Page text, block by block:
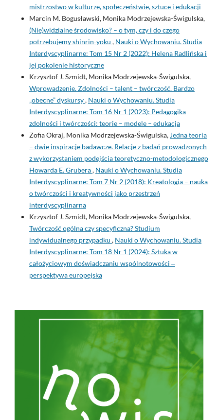
mistrzostwo w kulturze, społeczeństwie, sztuce i edukacji
Marcin M. Bogusławski, Monika Modrzejewska-Świgulska,
(Nie)widzialne środowisko? – o tym, czy i do czego
potrzebujemy shinrin-yoku , Nauki o Wychowaniu. Studia
Interdyscyplinarne: Tom 15 Nr 2 (2022): Helena Radlińska i
jej pokolenie historyczne
Krzysztof J. Szmidt, Monika Modrzejewska-Świgulska,
Wprowadzenie. Zdolności – talent – twórczość. Bardzo
„obecne” dyskursy, Nauki o Wychowaniu. Studia
Interdyscyplinarne: Tom 16 Nr 1 (2023): Pedagogika
zdolności i twórczości: teorie – modele – edukacja
Zofia Okraj, Monika Modrzejewska-Świgulska, Jedna teoria
– dwie inspiracje badawcze. Relacje z badań prowadzonych
z wykorzystaniem podejścia teoretyczno-metodologicznego
Howarda E. Grubera, Nauki o Wychowaniu. Studia
Interdyscyplinarne: Tom 7 Nr 2 (2018): Kreatologia – nauka
o twórczości i kreatywności jako przestrzeń
interdyscyplinarna
Krzysztof J. Szmidt, Monika Modrzejewska-Świgulska,
Twórczość ogólna czy specyficzna? Studium
indywidualnego przypadku , Nauki o Wychowaniu. Studia
Interdyscyplinarne: Tom 18 Nr 1 (2024): Sztuka w
całożyciowym doświadczaniu wspólnotowości ‒
perspektywa europejska